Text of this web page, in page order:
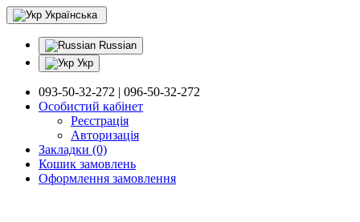
Українська
Russian
Укр
093-50-32-272 | 096-50-32-272
Особистий кабінет
Реєстрація
Авторизація
Закладки (0)
Кошик замовлень
Оформлення замовлення